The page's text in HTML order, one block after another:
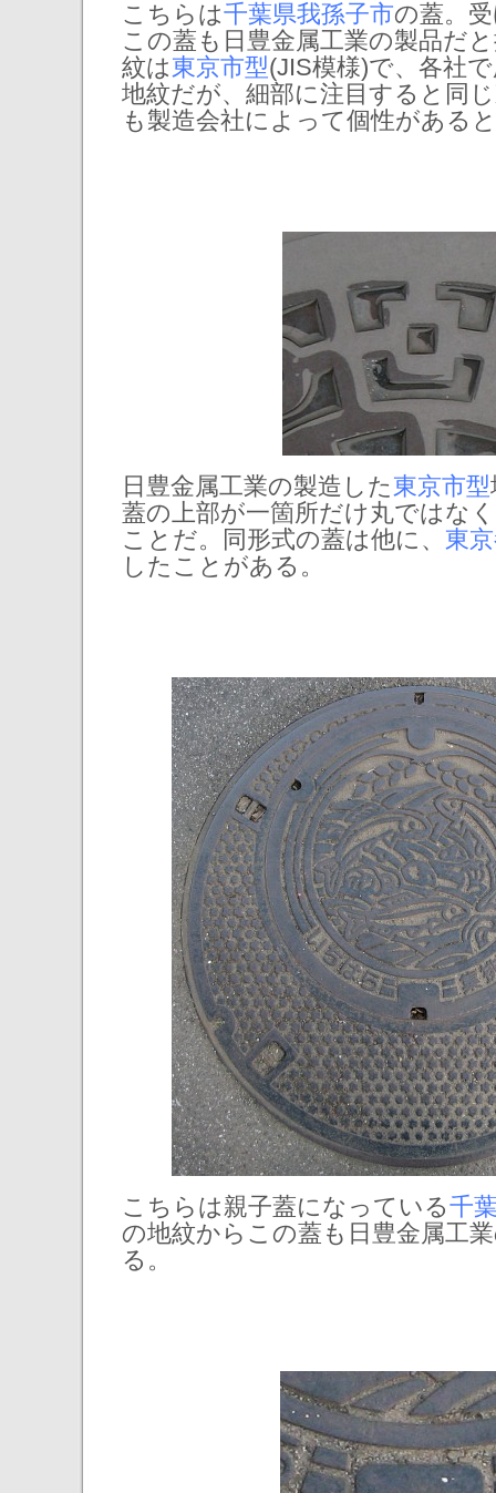
こちらは千葉県我孫子市の蓋。
この蓋も日豊金属工業の製品だ
紋は東京市型(JIS模様)で、各社
地紋だが、細部に注目すると同
も製造会社によって個性がある
日豊金属工業の製造した 東京市型
蓋の上部が一箇所だけ丸ではな
ことだ。同形式の蓋は他に、 東
したことがある。
こちらは親子蓋になっている千
の地紋からこの蓋も日豊金属工
る。